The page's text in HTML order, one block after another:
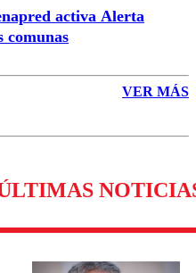
activa Alerta
comunas
VER MÁS